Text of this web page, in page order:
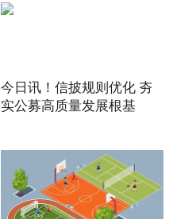
今日讯！信披规则优化 夯
实公募高质量发展根基